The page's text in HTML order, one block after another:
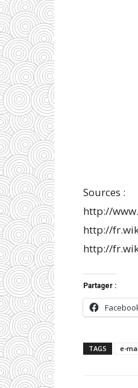
Sources :
http://
http://
http://
Partager :
TAGS e-